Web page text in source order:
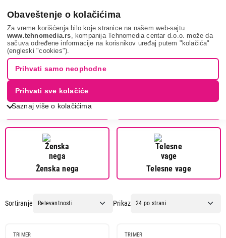
Obaveštenje o kolačićima
Za vreme korišćenja bilo koje stranice na našem web-sajtu
www.tehnomedia.rs , kompanija Tehnomedia centar d.o.o. može da
sačuva određene informacije na korisnikov uređaj putem "kolačića"
(engleski "cookies").
Saznaj više o kolačićima
Prihvati samo neophodne
Prihvati sve kolačiće
Bauer
Muška nega
Ženska nega Telesne vage
Sortiranje Prikaz
TRIMER TRIMER